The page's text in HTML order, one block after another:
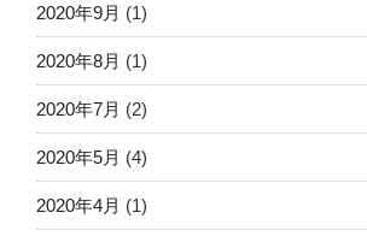
2020年9月 (1)
2020年8月 (1)
2020年7月 (2)
2020年5月 (4)
2020年4月 (1)